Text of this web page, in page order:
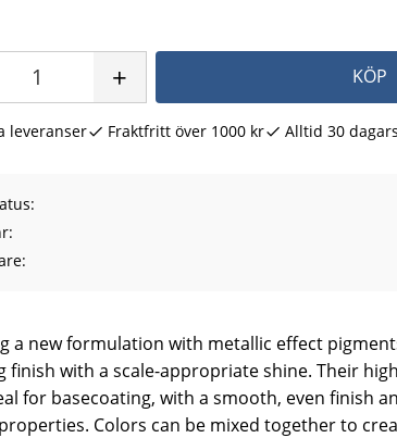
+ KÖP
leveranser Fraktfritt över 1000 kr Alltid 30
a new formulation with metallic effect
finish with a scale-appropriate shine. Their
for basecoating, with a smooth, even finish
Colors can be mixed together to